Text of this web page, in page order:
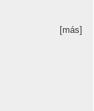
[más]